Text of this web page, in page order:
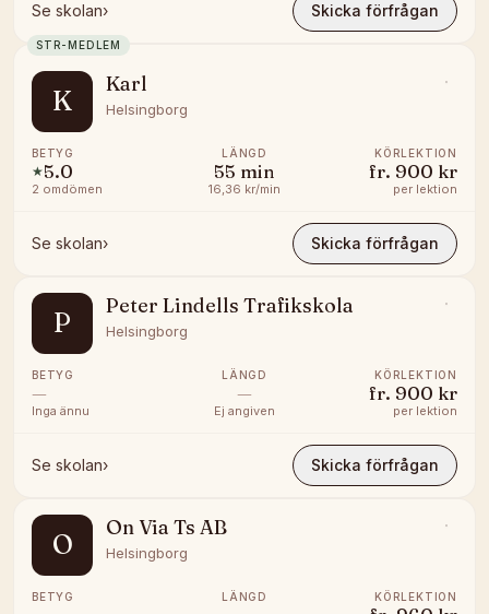
Se skolan› Skicka förfrågan
STR-MEDLEM
K
Karl
Helsingborg
BETYG
★5.0
2 omdömen
LÄNGD
55 min
16,36 kr/min
KÖRLEKTION
fr. 900 kr
per lektion
Se skolan› Skicka förfrågan
P
Peter Lindells Trafikskola
Helsingborg
BETYG
—
Inga ännu
LÄNGD
—
Ej angiven
KÖRLEKTION
fr. 900 kr
per lektion
Se skolan› Skicka förfrågan
O
On Via Ts AB
Helsingborg
BETYG LÄNGD KÖRLEKTION